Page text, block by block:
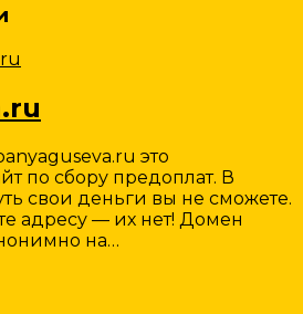
это
по сбору предоплат. В
свои деньги вы не сможете.
адресу — их нет! Домен
на…